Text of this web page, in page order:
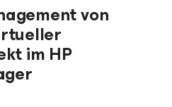
von
im HP